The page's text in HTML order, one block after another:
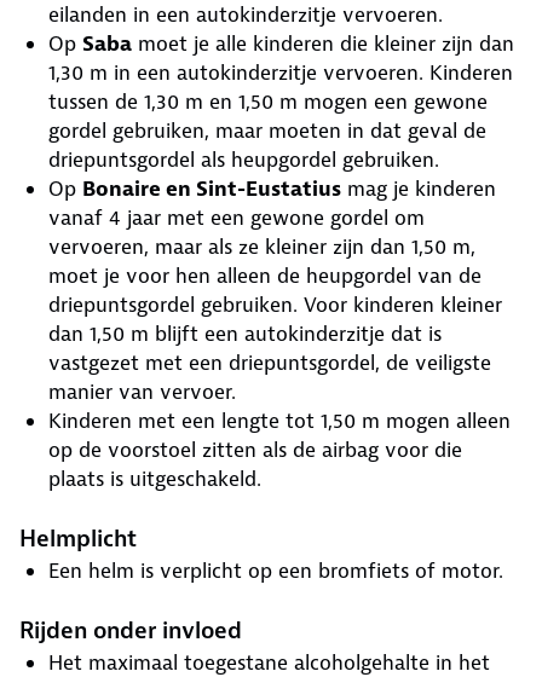
eilanden in een autokinderzitje vervoeren.
Op Saba moet je alle kinderen die kleiner zijn dan
1,30 m in een autokinderzitje vervoeren. Kinderen
tussen de 1,30 m en 1,50 m mogen een gewone
gordel gebruiken, maar moeten in dat geval de
driepuntsgordel als heupgordel gebruiken.
Op Bonaire en Sint-Eustatius mag je kinderen
vanaf 4 jaar met een gewone gordel om
vervoeren, maar als ze kleiner zijn dan 1,50 m,
moet je voor hen alleen de heupgordel van de
driepuntsgordel gebruiken. Voor kinderen kleiner
dan 1,50 m blijft een autokinderzitje dat is
vastgezet met een driepuntsgordel, de veiligste
manier van vervoer.
Kinderen met een lengte tot 1,50 m mogen alleen
op de voorstoel zitten als de airbag voor die
plaats is uitgeschakeld.
Helmplicht
Een helm is verplicht op een bromfiets of motor.
Rijden onder invloed
Het maximaal toegestane alcoholgehalte in het